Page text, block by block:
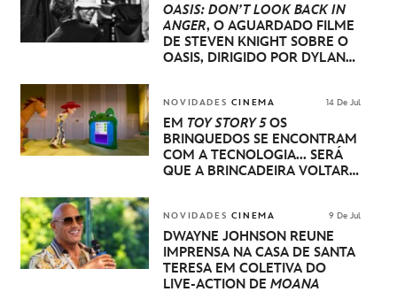
OASIS: DON’T LOOK BACK IN
ANGER, O AGUARDADO FILME
DE STEVEN KNIGHT SOBRE O
OASIS, DIRIGIDO POR DYLAN
NO FESTIVAL INTERNACIONAL
DE CINEMA DE VENEZA
NOVIDADES CINEMA 14 De Jul
EM TOY STORY 5OS
BRINQUEDOS SE ENCONTRAM
COM A TECNOLOGIA... SERÁ
QUE A BRINCADEIRA VOLTARÁ
NOVIDADES CINEMA 9 De Jul
DWAYNE JOHNSON REÚNE
IMPRENSA NA CASA DE SANTA
TERESA EM COLETIVA DO
LIVE-ACTION DE MOANA